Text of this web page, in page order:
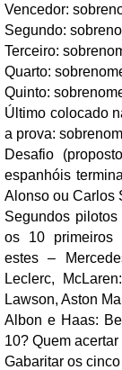
Vencedor:
Segundo:
Terceiro:
Quarto:
Quinto:
Último colocado
a prova:
Desafio
espanhóis
Alonso ou Carlos
Segundos
os 10 primeiros
estes –
Leclerc,
Lawson, Aston
Albon e Haas:
10? Quem
Gabaritar os